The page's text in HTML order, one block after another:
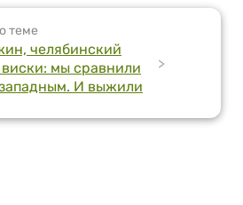
теме
челябинский
мы сравнили
И выжили
>